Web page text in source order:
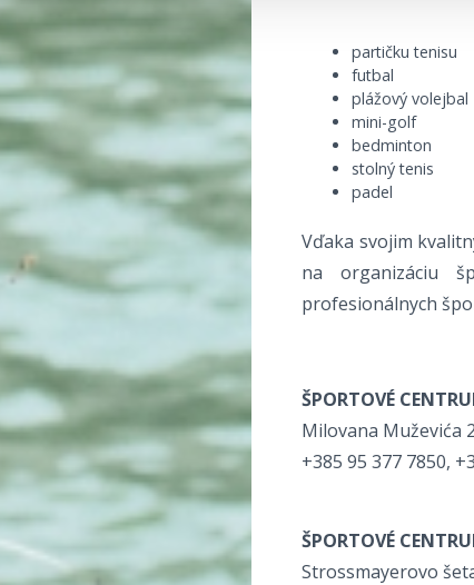
partičku tenisu
futbal
plážový volejbal
mini-golf
bedminton
stolný tenis
padel
Vďaka svojim
na organizáciu
profesionálnych
ŠPORTOVÉ
Milovana Muževića
+385 95 377 7850,
ŠPORTOVÉ
Strossmayerovo